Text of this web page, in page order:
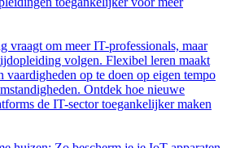
vraagt om meer IT-professionals, maar
volgen. Flexibel leren maakt
vaardigheden op te doen op eigen tempo
Ontdek hoe nieuwe
de IT-sector toegankelijker maken